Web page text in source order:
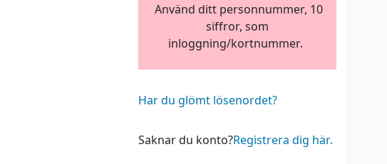
Använd ditt personnummer, 10
siffror, som
inloggning/kortnummer.
Har du glömt lösenordet?
Saknar du konto?Registrera dig här.